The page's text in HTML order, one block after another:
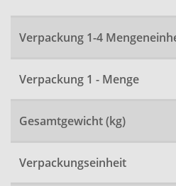
Verpackung 1-4
Verpackung 1 - Menge
Gesamtgewicht (kg)
Verpackungseinheit